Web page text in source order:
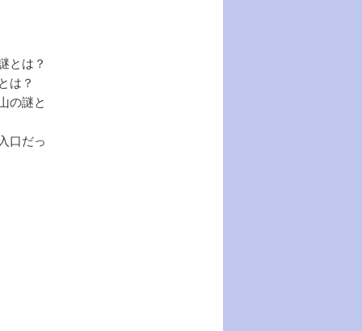
とは？
は？
の謎と
口だっ